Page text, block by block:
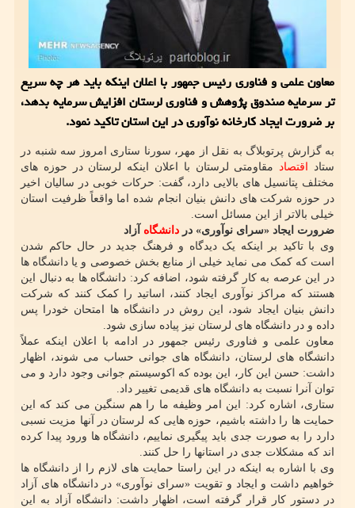
معاون علمی و فناوری رئیس جمهور با اعلان اینکه باید هر چه سریع
تر سرمایه صندوق پژوهش و فناوری لرستان افزایش سرمایه بدهد،
بر ضرورت ایجاد کارخانه نوآوری در این استان تاکید نمود.
به گزارش پرتوبلاگ به نقل از مهر، سورنا ستاری امروز سه شنبه در
ستاد
اقتصاد
مقاومتی لرستان با اعلان اینکه لرستان در حوزه های
مختلف پتانسیل های بالایی دارد، گفت: حرکات خوبی در سالیان اخیر
در حوزه شرکت های دانش بنیان انجام شده اما واقعاً ظرفیت استان
خیلی بالاتر از این مسائل است.
ضرورت ایجاد «سرای نوآوری» در دانشگاه آزاد
وی با تاکید بر اینکه یک دیدگاه و فرهنگ جدید در حال حاکم شدن
است که کمک می نماید خیلی از منابع بخش خصوصی و یا دانشگاه ها
در این عرصه به کار گرفته شود، اضافه کرد: دانشگاه ها به دنبال این
هستند که مراکز نوآوری ایجاد کنند، اساتید را کمک کنند که شرکت
دانش بنیان ایجاد شود، این روش در دانشگاه ها امتحان خودرا پس
داده و در دانشگاه های لرستان نیز پیاده سازی شود.
معاون علمی و فناوری رئیس جمهور در ادامه با اعلان اینکه عملاً
دانشگاه های لرستان، دانشگاه های جوانی حساب می شوند، اظهار
داشت: حسن این کار، این بوده که اکوسیستم جوانی وجود دارد و می
توان آنرا نسبت به دانشگاه های قدیمی تغییر داد.
ستاری، اشاره کرد: این امر وظیفه ما را هم سنگین می کند که این
حمایت ها را داشته باشیم، حوزه هایی که لرستان در آنها مزیت نسبی
دارد را به صورت جدی باید پیگیری نماییم، دانشگاه ها ورود پیدا کرده
اند که مشکلات جدی در استانها را حل کنند.
وی با اشاره به اینکه در این راستا حمایت های لازم را از دانشگاه ها
خواهیم داشت و ایجاد و تقویت «سرای نوآوری» در دانشگاه های آزاد
در دستور کار قرار گرفته است، اظهار داشت: دانشگاه آزاد به این